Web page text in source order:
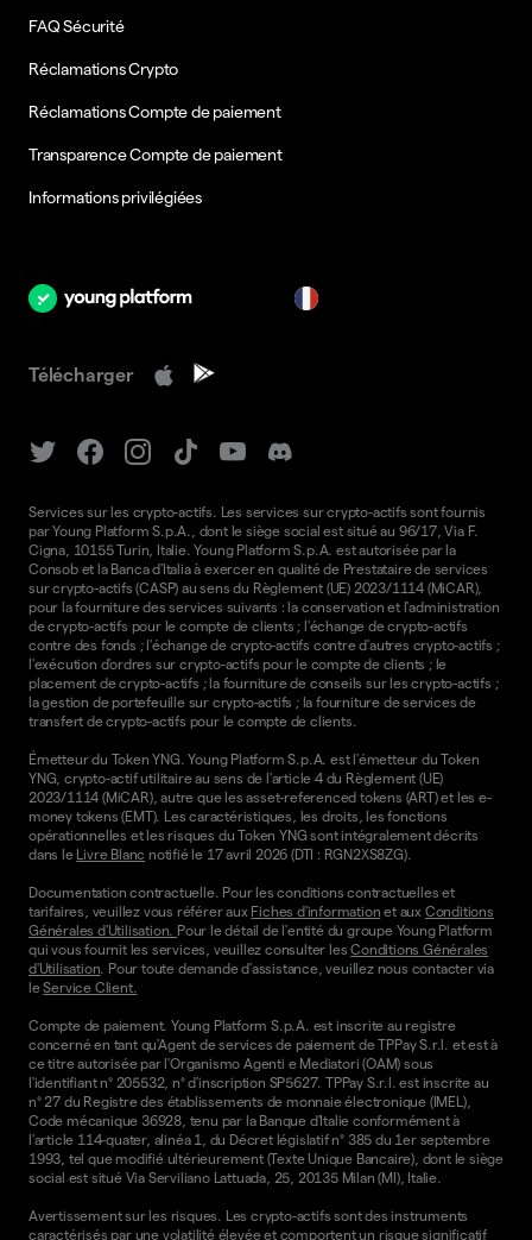
FAQ Sécurité
Réclamations Crypto
Réclamations Compte de paiement
Transparence Compte de paiement
Informations privilégiées
Télécharger
Services sur les crypto-actifs. Les services sur crypto-actifs sont fournis
par Young Platform S.p.A., dont le siège social est situé au 96/17, Via F.
Cigna, 10155 Turin, Italie. Young Platform S.p.A. est autorisée par la
Consob et la Banca d'Italia à exercer en qualité de Prestataire de services
sur crypto-actifs (CASP) au sens du Règlement (UE) 2023/1114 (MiCAR),
pour la fourniture des services suivants : la conservation et l'administration
de crypto-actifs pour le compte de clients ; l'échange de crypto-actifs
contre des fonds ; l'échange de crypto-actifs contre d'autres crypto-actifs ;
l'exécution d'ordres sur crypto-actifs pour le compte de clients ; le
placement de crypto-actifs ; la fourniture de conseils sur les crypto-actifs ;
la gestion de portefeuille sur crypto-actifs ; la fourniture de services de
transfert de crypto-actifs pour le compte de clients.
Émetteur du Token YNG. Young Platform S.p.A. est l'émetteur du Token
YNG, crypto-actif utilitaire au sens de l'article 4 du Règlement (UE)
2023/1114 (MiCAR), autre que les asset-referenced tokens (ART) et les e-
money tokens (EMT). Les caractéristiques, les droits, les fonctions
opérationnelles et les risques du Token YNG sont intégralement décrits
dans le Livre Blanc notifié le 17 avril 2026 (DTI : RGN2XS8ZG).
Documentation contractuelle. Pour les conditions contractuelles et
tarifaires, veuillez vous référer aux Fiches d'information et aux Conditions
Générales d'Utilisation. Pour le détail de l'entité du groupe Young Platform
qui vous fournit les services, veuillez consulter lesConditions Générales
d'Utilisation. Pour toute demande d'assistance, veuillez nous contacter via
leService Client.
Compte de paiement. Young Platform S.p.A. est inscrite au registre
concerné en tant qu'Agent de services de paiement de TPPay S.r.l. et est à
ce titre autorisée par l'Organismo Agenti e Mediatori (OAM) sous
l'identifiant n° 205532, n° d'inscription SP5627. TPPay S.r.l. est inscrite au
n° 27 du Registre des établissements de monnaie électronique (IMEL),
Code mécanique 36928, tenu par la Banque d'Italie conformément à
l'article 114-quater, alinéa 1, du Décret législatif n° 385 du 1er septembre
1993, tel que modifié ultérieurement (Texte Unique Bancaire), dont le siège
social est situé Via Serviliano Lattuada, 25, 20135 Milan (MI), Italie.
Avertissement sur les risques. Les crypto-actifs sont des instruments
caractérisés par une volatilité élevée et comportent un risque significatif